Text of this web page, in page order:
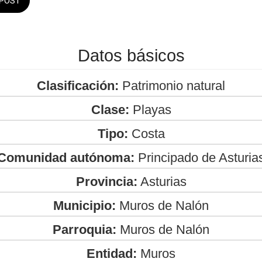
Datos básicos
Clasificación: Patrimonio natural
Clase: Playas
Tipo: Costa
autónoma: Principado de
Provincia: Asturias
Municipio: Muros de Nalón
Parroquia: Muros de Nalón
Entidad: Muros